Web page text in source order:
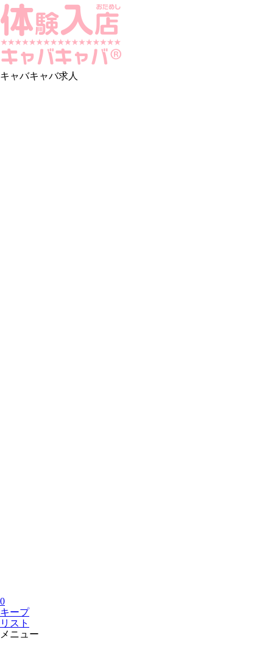
キャバキャバ求人
0
キープ
リスト
メニュー